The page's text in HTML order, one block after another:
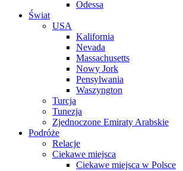
Odessa
Świat
USA
Kalifornia
Nevada
Massachusetts
Nowy Jork
Pensylwania
Waszyngton
Turcja
Tunezja
Zjednoczone Emiraty Arabskie
Podróże
Relacje
Ciekawe miejsca
Ciekawe miejsca w Polsce